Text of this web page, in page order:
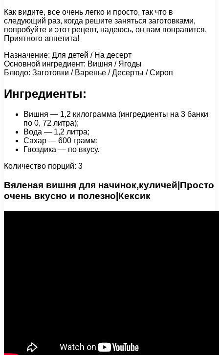
Как видите, все очень легко и просто, так что в
следующий раз, когда решите заняться заготовками,
попробуйте и этот рецепт, надеюсь, он вам понравится.
Приятного аппетита!
Назначение: Для детей / На десерт
Основной ингредиент: Вишня / Ягоды
Блюдо: Заготовки / Варенье / Десерты / Сироп
Ингредиенты:
Вишня — 1,2 килограмма (ингредиенты на 3 банки
по 0, 72 литра);
Вода — 1,2 литра;
Сахар — 600 грамм;
Гвоздика — по вкусу.
Количество порций: 3
Вяленая вишня для начинок,куличей|Просто
очень вкусно и полезно|Кексик